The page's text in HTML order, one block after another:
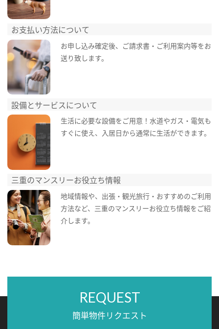
お支払い方法について
お申し込み確定後、ご請求書・ご利用案内等をお
送り致します。
設備とサービスについて
生活に必要な設備をご用意！水道やガス・電気も
すぐに使え、入居日から通常に生活ができます。
三重のマンスリーお役立ち情報
地域情報や、出張・観光旅行・おすすめのご利用
方法など、三重のマンスリーお役立ち情報をご紹
介します。
REQUEST
簡単物件リクエスト